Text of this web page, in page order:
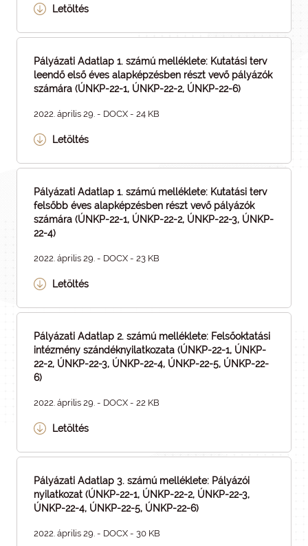
Letöltés
Pályázati Adatlap 1. számú melléklete: Kutatási terv
leendő első éves alapképzésben részt vevő pályázók
számára (ÚNKP-22-1, ÚNKP-22-2, ÚNKP-22-6)
2022. április 29. - DOCX - 24 KB
Letöltés
Pályázati Adatlap 1. számú melléklete: Kutatási terv
felsőbb éves alapképzésben részt vevő pályázók
számára (ÚNKP-22-1, ÚNKP-22-2, ÚNKP-22-3, ÚNKP-
22-4)
2022. április 29. - DOCX - 23 KB
Letöltés
Pályázati Adatlap 2. számú melléklete: Felsőoktatási
intézmény szándéknyilatkozata (ÚNKP-22-1, ÚNKP-
22-2, ÚNKP-22-3, ÚNKP-22-4, ÚNKP-22-5, ÚNKP-22-
6)
2022. április 29. - DOCX - 22 KB
Letöltés
Pályázati Adatlap 3. számú melléklete: Pályázói
nyilatkozat (ÚNKP-22-1, ÚNKP-22-2, ÚNKP-22-3,
ÚNKP-22-4, ÚNKP-22-5, ÚNKP-22-6)
2022. április 29. - DOCX - 30 KB